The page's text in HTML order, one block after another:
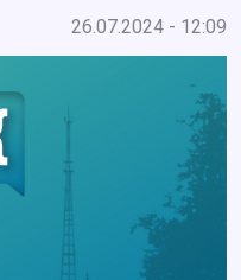
26.07.2024 - 12:09